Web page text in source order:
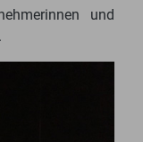
und